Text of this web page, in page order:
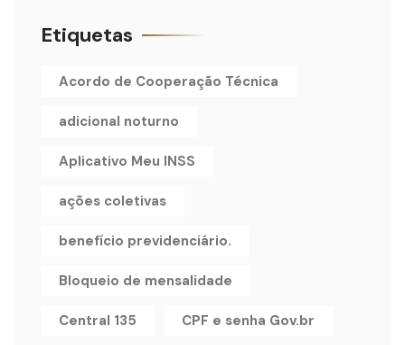
Etiquetas
Acordo de Cooperação Técnica
adicional noturno
Aplicativo Meu INSS
ações coletivas
benefício previdenciário.
Bloqueio de mensalidade
Central 135 CPF e senha Gov.br